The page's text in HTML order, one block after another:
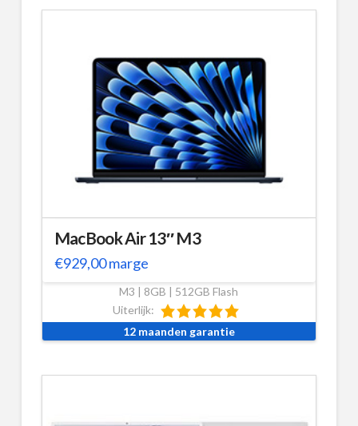
MacBook Air 13″ M3
€929,00marge
M3 | 8GB | 512GB Flash
Uiterlijk:
12 maanden garantie